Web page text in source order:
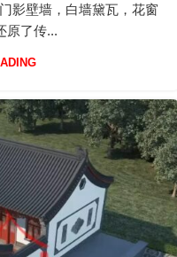
影壁墙，白墙黛瓦，花窗
原了传...